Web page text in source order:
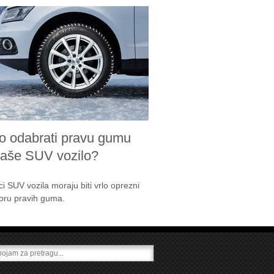
odabrati pravu gumu
SUV vozilo?
SUV vozila moraju biti vrlo oprezni
pravih guma.